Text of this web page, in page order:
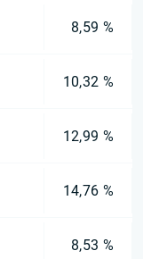
8,59 %
10,32 %
12,99 %
14,76 %
8,53 %